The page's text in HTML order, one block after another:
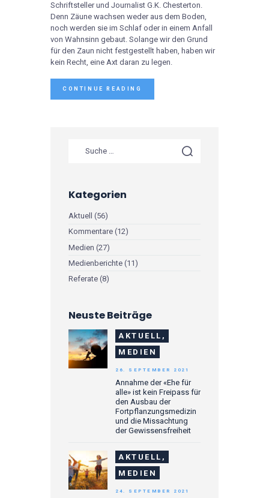
Schriftsteller und Journalist G.K. Chesterton.
Denn Zäune wachsen weder aus dem Boden,
noch werden sie im Schlaf oder in einem Anfall
von Wahnsinn gebaut. Solange wir den Grund
für den Zaun nicht festgestellt haben, haben wir
kein Recht, eine Axt daran zu legen.
CONTINUE READING
Kategorien
Aktuell (56)
Kommentare (12)
Medien (27)
Medienberichte (11)
Referate (8)
Neuste Beiträge
AKTUELL,
MEDIEN
Annahme der «Ehe für
alle» ist kein Freipass für
den Ausbau der
Fortpflanzungsmedizin
und die Missachtung
der Gewissensfreiheit
26. SEPTEMBER 2021
AKTUELL,
MEDIEN
24. SEPTEMBER 2021